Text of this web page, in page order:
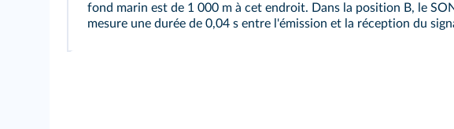
fond marin est de 1 000 m à cet endroit. Dans la position B, le
mesure une durée de 0,04 s entre l'émission et la réception du